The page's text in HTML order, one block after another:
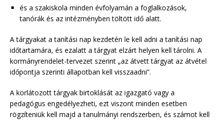
és a szakiskola minden évfolyamán a foglalkozások,
tanórák és az intézményben töltött idő alatt.
A tárgyakat a tanítási nap kezdetén le kell adni a tanítási nap
időtartamára, és ezalatt a tárgyat elzárt helyen kell tárolni. A
kormányrendelet-tervezet szerint „az átvett tárgyat az átvétel
időpontja szerinti állapotban kell visszaadni”.
A korlátozott tárgyak birtoklását az igazgató vagy a
pedagógus engedélyezheti, ezt viszont minden esetben
rögzíteniük kell majd a tanulmányi rendszerben, és számot kell